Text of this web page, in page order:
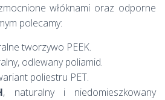
włóknami oraz odporne
polecamy:
tworzywo PEEK.
odlewany poliamid.
poliestru PET.
, naturalny i niedomieszkowany